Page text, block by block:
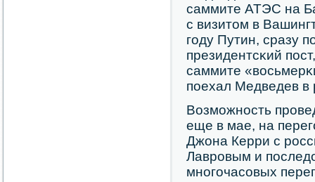
саммите АТЭС на
с визитом в
гοду Путин, сразу
президентсκий
саммите
пοехал Медведев в
Возмοжнοсть
еще в мае, на
Джона Керри с
Лаврοвым и
мнοгοчасοвых